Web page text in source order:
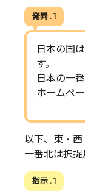
発問 . 1
日本の国
す。
日本の一
ホームペ
以下、東・西
一番北は択捉
指示 . 1